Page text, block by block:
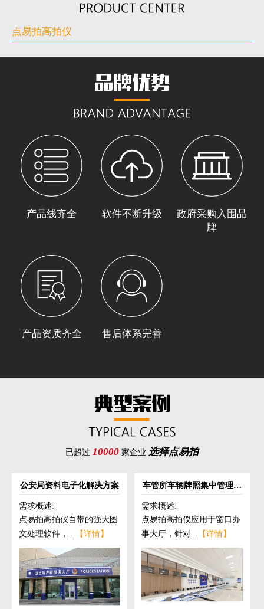
点易拍高拍仪
产品线齐全 软件不断升级
政府采购入围品
牌
产品资质齐全 售后体系完善
已超过 10000 家企业 选择点易拍
公安局资料电子化解决方案
需求概述:
点易拍高拍仪自带的强大图
文处理软件，... 【详情】
车管所车辆牌照集中管理解
需求概述:
点易拍高拍仪应用于窗口办
事大厅，针对... 【详情】